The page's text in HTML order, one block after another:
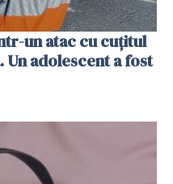
un atac cu cuțitul
Un adolescent a fost